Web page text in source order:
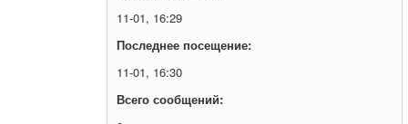
11-01, 16:29
Последнее посещение:
11-01, 16:30
Всего сообщений: